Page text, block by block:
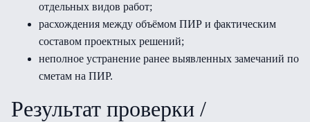
отдельных видов работ;
расхождения между объёмом ПИР и фактическим
составом проектных решений;
неполное устранение ранее выявленных замечаний по
сметам на ПИР.
Результат проверки /